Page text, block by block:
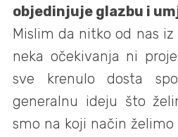
objedinjuje glazbu i
Mislim da nitko od nas
neka očekivanja ni
sve krenulo dosta
generalnu ideju što
smo na koji način